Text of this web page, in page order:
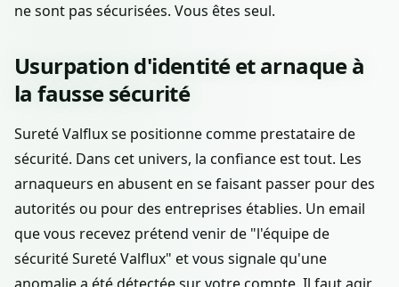
ne sont pas sécurisées. Vous êtes seul.
Usurpation d'identité et arnaque à
la fausse sécurité
Sureté Valflux se positionne comme prestataire de
sécurité. Dans cet univers, la confiance est tout. Les
arnaqueurs en abusent en se faisant passer pour des
autorités ou pour des entreprises établies. Un email
que vous recevez prétend venir de "l'équipe de
sécurité Sureté Valflux" et vous signale qu'une